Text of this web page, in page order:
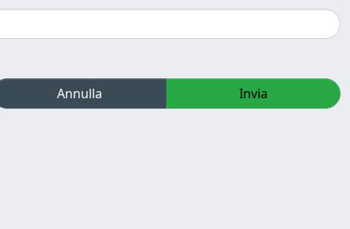
Annulla Invia